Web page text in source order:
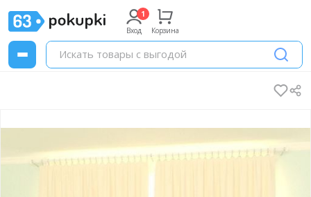
Вход Корзина